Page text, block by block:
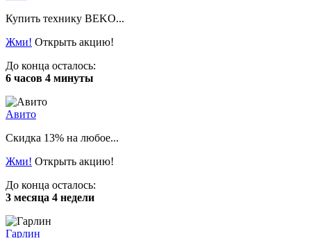
Купить технику BEKO...
Жми! Открыть акцию!
До конца осталось:
6 часов 4 минуты
Авито
Скидка 13% на любое...
Жми! Открыть акцию!
До конца осталось:
3 месяца 4 недели
Гарлин